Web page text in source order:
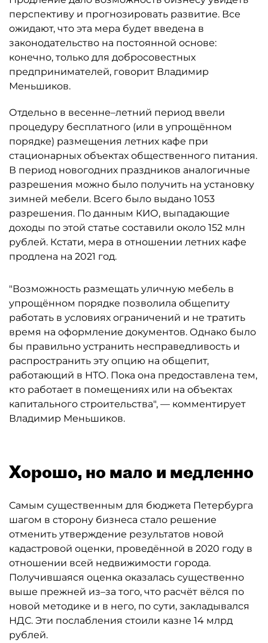
перспективу и прогнозировать развитие. Все
ожидают, что эта мера будет введена в
законодательство на постоянной основе:
конечно, только для добросовестных
предпринимателей, говорит Владимир
Меньшиков.
Отдельно в весенне–летний период ввели
процедуру бесплатного (или в упрощённом
порядке) размещения летних кафе при
стационарных объектах общественного питания.
В период новогодних праздников аналогичные
разрешения можно было получить на установку
зимней мебели. Всего было выдано 1053
разрешения. По данным КИО, выпадающие
доходы по этой статье составили около 152 млн
рублей. Кстати, мера в отношении летних кафе
продлена на 2021 год.
"Возможность размещать уличную мебель в
упрощённом порядке позволила общепиту
работать в условиях ограничений и не тратить
время на оформление документов. Однако было
бы правильно устранить несправедливость и
распространить эту опцию на общепит,
работающий в НТО. Пока она предоставлена тем,
кто работает в помещениях или на объектах
капитального строительства", — комментирует
Владимир Меньшиков.
Хорошо, но мало и медленно
Самым существенным для бюджета Петербурга
шагом в сторону бизнеса стало решение
отменить утверждение результатов новой
кадастровой оценки, проведённой в 2020 году в
отношении всей недвижимости города.
Получившаяся оценка оказалась существенно
выше прежней из–за того, что расчёт вёлся по
новой методике и в него, по сути, закладывался
НДС. Эти послабления стоили казне 14 млрд
рублей.